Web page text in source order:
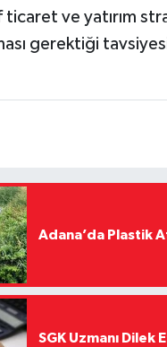
ve yatırım
gerektiği
Adana’da Plastik
SGK Uzmanı Dilek